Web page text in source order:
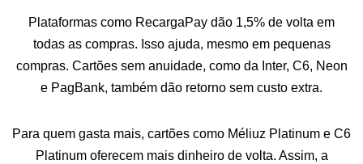
Plataformas como RecargaPay dão 1,5% de volta em
todas as compras. Isso ajuda, mesmo em pequenas
compras. Cartões sem anuidade, como da Inter, C6, Neon
e PagBank, também dão retorno sem custo extra.
Para quem gasta mais, cartões como Méliuz Platinum e C6
Platinum oferecem mais dinheiro de volta. Assim, a